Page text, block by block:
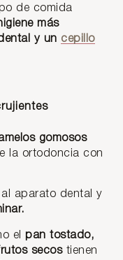
de comida
más
y un cepillo
gomosos
la ortodoncia con
al aparato dental y
el pan tostado,
secostienen